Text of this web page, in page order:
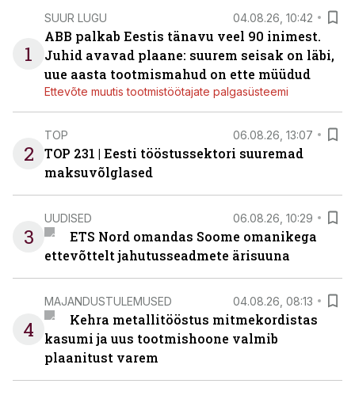
1
SUUR LUGU 04.08.26, 10:42
ABB palkab Eestis tänavu veel 90 inimest.
Juhid avavad plaane: suurem seisak on läbi,
uue aasta tootmismahud on ette müüdud
Ettevõte muutis tootmistöötajate palgasüsteemi
2
TOP 06.08.26, 13:07
TOP 231 | Eesti tööstussektori suuremad
maksuvõlglased
3
UUDISED 06.08.26, 10:29
ETS Nord omandas Soome omanikega
ettevõttelt jahutusseadmete ärisuuna
4
MAJANDUSTULEMUSED 04.08.26, 08:13
Kehra metallitööstus mitmekordistas
kasumi ja uus tootmishoone valmib
plaanitust varem